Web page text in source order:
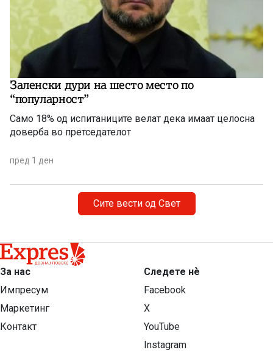
Заленски дури на шесто место по
“популарност”
Само 18% од испитаниците велат дека имаат целосна
доверба во претседателот
пред 1 ден
Сите вести од Свет
За нас
Импресум
Маркетинг
Контакт
Следете нѐ
Facebook
X
YouTube
Instagram